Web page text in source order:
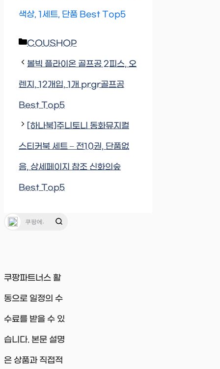
색상, 1세트, 단품 Best Top5
Categories
COUSHOP
볼빅 플라이온 골프공 2피스, 오
렌지, 12개입, 1개 prgr골프공
Best Top5
[하나북]주니토니 동화뮤지컬
스티커북 세트 – 전10권, 단품없
음, 상세페이지 참조 신화의숲
Best Top5
쿠팡파트너스 활
동으로 일정의 수
수료를 받을 수 있
습니다. 본문 설명
은 상품과 직접적